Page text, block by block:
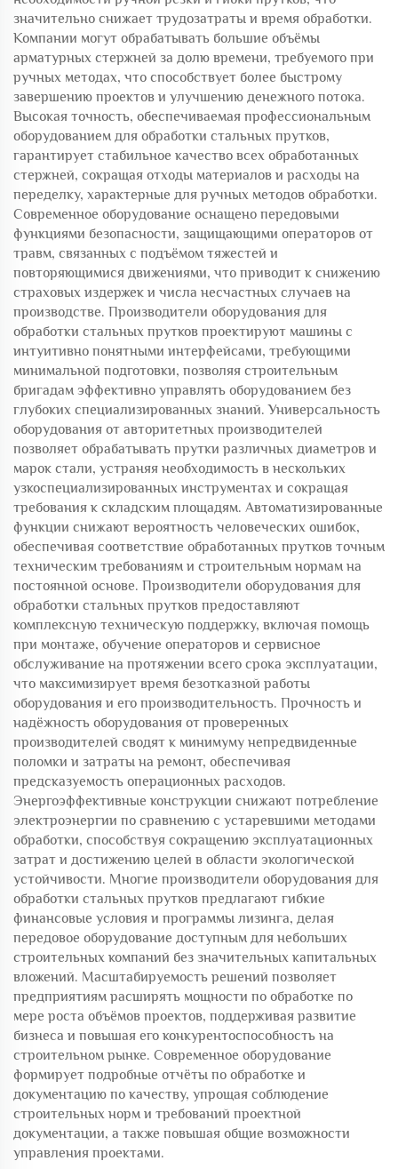
значительно снижает трудозатраты и время обработки.
Компании могут обрабатывать большие объёмы
арматурных стержней за долю времени, требуемого при
ручных методах, что способствует более быстрому
завершению проектов и улучшению денежного потока.
Высокая точность, обеспечиваемая профессиональным
оборудованием для обработки стальных прутков,
гарантирует стабильное качество всех обработанных
стержней, сокращая отходы материалов и расходы на
переделку, характерные для ручных методов обработки.
Современное оборудование оснащено передовыми
функциями безопасности, защищающими операторов от
травм, связанных с подъёмом тяжестей и
повторяющимися движениями, что приводит к снижению
страховых издержек и числа несчастных случаев на
производстве. Производители оборудования для
обработки стальных прутков проектируют машины с
интуитивно понятными интерфейсами, требующими
минимальной подготовки, позволяя строительным
бригадам эффективно управлять оборудованием без
глубоких специализированных знаний. Универсальность
оборудования от авторитетных производителей
позволяет обрабатывать прутки различных диаметров и
марок стали, устраняя необходимость в нескольких
узкоспециализированных инструментах и сокращая
требования к складским площадям. Автоматизированные
функции снижают вероятность человеческих ошибок,
обеспечивая соответствие обработанных прутков точным
техническим требованиям и строительным нормам на
постоянной основе. Производители оборудования для
обработки стальных прутков предоставляют
комплексную техническую поддержку, включая помощь
при монтаже, обучение операторов и сервисное
обслуживание на протяжении всего срока эксплуатации,
что максимизирует время безотказной работы
оборудования и его производительность. Прочность и
надёжность оборудования от проверенных
производителей сводят к минимуму непредвиденные
поломки и затраты на ремонт, обеспечивая
предсказуемость операционных расходов.
Энергоэффективные конструкции снижают потребление
электроэнергии по сравнению с устаревшими методами
обработки, способствуя сокращению эксплуатационных
затрат и достижению целей в области экологической
устойчивости. Многие производители оборудования для
обработки стальных прутков предлагают гибкие
финансовые условия и программы лизинга, делая
передовое оборудование доступным для небольших
строительных компаний без значительных капитальных
вложений. Масштабируемость решений позволяет
предприятиям расширять мощности по обработке по
мере роста объёмов проектов, поддерживая развитие
бизнеса и повышая его конкурентоспособность на
строительном рынке. Современное оборудование
формирует подробные отчёты по обработке и
документацию по качеству, упрощая соблюдение
строительных норм и требований проектной
документации, а также повышая общие возможности
управления проектами.